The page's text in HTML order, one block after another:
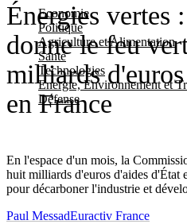
Economie
Politique
Agriculture et Alimentation
Santé
Technologies
Energie, Environnement et
Défense
Énergies vertes
donne le feu
milliards
en France
En l'espace d'un mois, la
huit milliards d'euros d'aides d'État
pour décarboner l'industrie et
Paul MessadEuractiv France